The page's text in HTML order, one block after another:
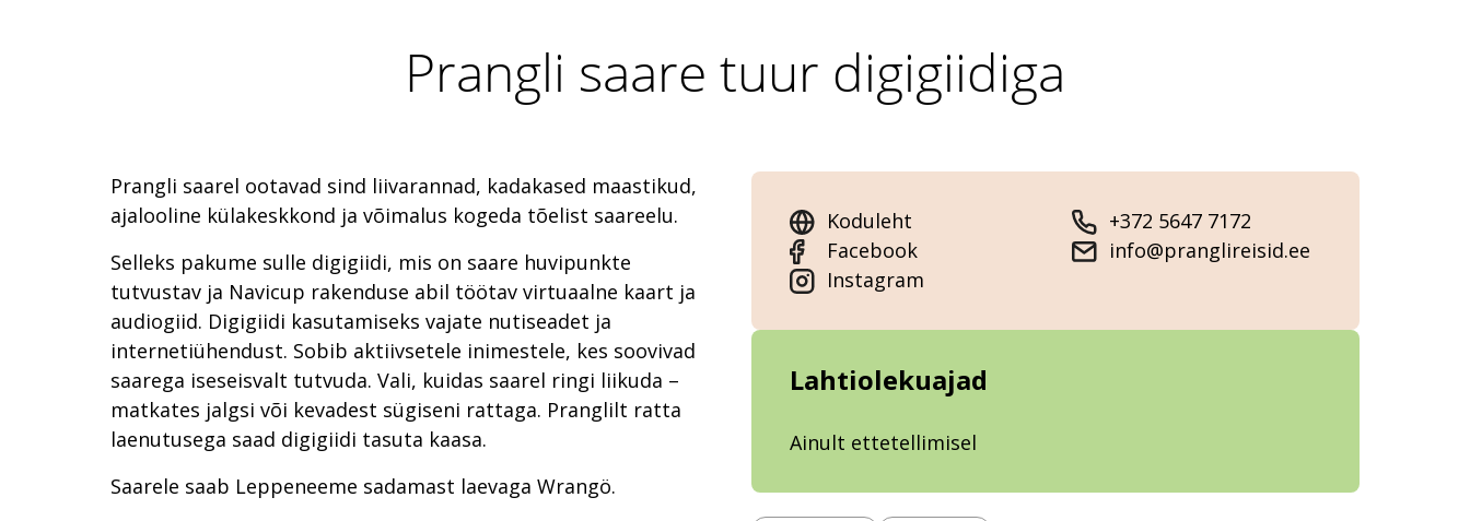
Prangli saare tuur digigiidiga
Prangli saarel ootavad sind liivarannad, kadakased maastikud,
ajalooline külakeskkond ja võimalus kogeda tõelist saareelu.
Selleks pakume sulle digigiidi, mis on saare huvipunkte
tutvustav ja Navicup rakenduse abil töötav virtuaalne kaart ja
audiogiid. Digigiidi kasutamiseks vajate nutiseadet ja
internetiühendust. Sobib aktiivsetele inimestele, kes soovivad
saarega iseseisvalt tutvuda. Vali, kuidas saarel ringi liikuda –
matkates jalgsi või kevadest sügiseni rattaga. Pranglilt ratta
laenutusega saad digigiidi tasuta kaasa.
Saarele saab Leppeneeme sadamast laevaga Wrangö.
Koduleht
Facebook
Instagram
+372 5647 7172
info@pranglireisid.ee
Lahtiolekuajad
Ainult ettetellimisel